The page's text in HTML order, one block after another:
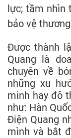
lực; tầm nhìn
bảo vệ
Được thành
Quang là
chuyên về
những xu
minh hay đô
như: Hàn
Điện Quang
mình và bắt